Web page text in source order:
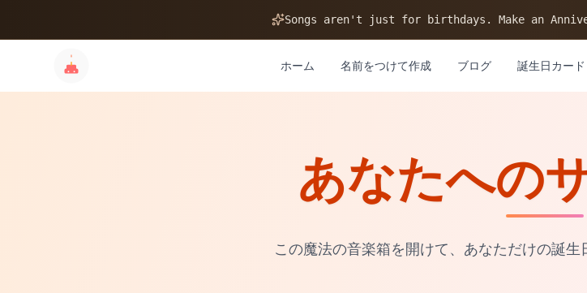
Songs aren't just for birthdays. Make an
ホーム 名前をつけて作成 ブログ 誕生日カード
あなたへの
この魔法の音楽箱を開けて、あなただけの誕生